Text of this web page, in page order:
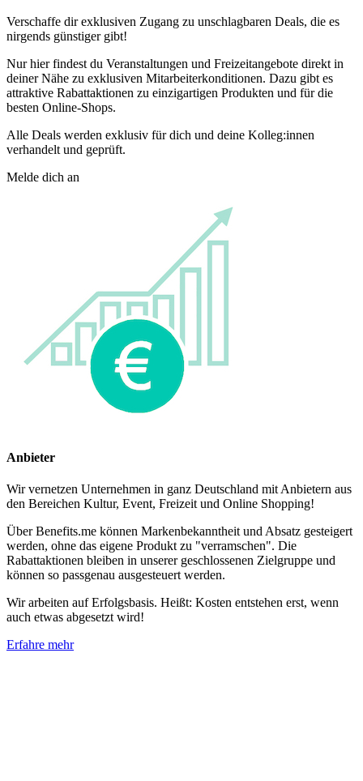
Verschaffe dir exklusiven Zugang zu unschlagbaren Deals, die es
nirgends günstiger gibt!
Nur hier findest du Veranstaltungen und Freizeitangebote direkt in
deiner Nähe zu exklusiven Mitarbeiterkonditionen. Dazu gibt es
attraktive Rabattaktionen zu einzigartigen Produkten und für die
besten Online-Shops.
Alle Deals werden exklusiv für dich und deine Kolleg:innen
verhandelt und geprüft.
Melde dich an
Anbieter
Wir vernetzen Unternehmen in ganz Deutschland mit Anbietern aus
den Bereichen Kultur, Event, Freizeit und Online Shopping!
Über Benefits.me können Markenbekanntheit und Absatz gesteigert
werden, ohne das eigene Produkt zu "verramschen". Die
Rabattaktionen bleiben in unserer geschlossenen Zielgruppe und
können so passgenau ausgesteuert werden.
Wir arbeiten auf Erfolgsbasis. Heißt: Kosten entstehen erst, wenn
auch etwas abgesetzt wird!
Erfahre mehr